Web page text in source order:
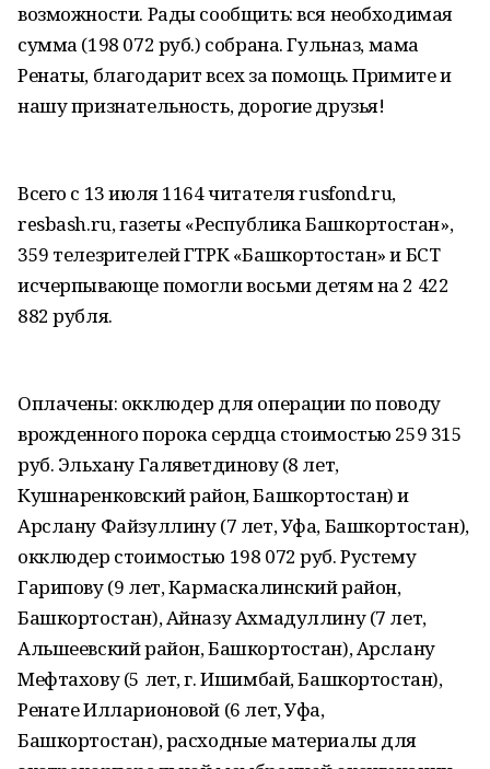
возможности. Рады сообщить: вся необходимая
сумма (198 072 руб.) собрана. Гульназ, мама
Ренаты, благодарит всех за помощь. Примите и
нашу признательность, дорогие друзья!
Всего с 13 июля 1164 читателя rusfond.ru,
resbash.ru, газеты «Республика Башкортостан»,
359 телезрителей ГТРК «Башкортостан» и БСТ
исчерпывающе помогли восьми детям на 2 422
882 рубля.
Оплачены: окклюдер для операции по поводу
врожденного порока сердца стоимостью 259 315
руб. Эльхану Галяветдинову (8 лет,
Кушнаренковский район, Башкортостан) и
Арслану Файзуллину (7 лет, Уфа, Башкортостан),
окклюдер стоимостью 198 072 руб. Рустему
Гарипову (9 лет, Кармаскалинский район,
Башкортостан), Айназу Ахмадуллину (7 лет,
Альшеевский район, Башкортостан), Арслану
Мефтахову (5 лет, г. Ишимбай, Башкортостан),
Ренате Илларионовой (6 лет, Уфа,
Башкортостан), расходные материалы для